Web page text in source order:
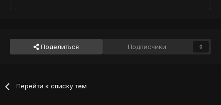
Поделиться Подписчики 0
Перейти к списку тем